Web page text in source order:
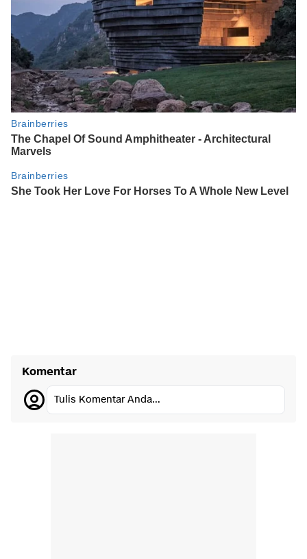
Komentar
Tulis Komentar Anda...